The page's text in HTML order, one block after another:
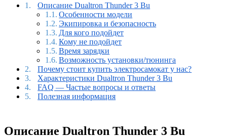
Описание Dualtron Thunder 3 Bu
Особенности модели
Экипировка и безопасность
Для кого подойдет
Кому не подойдет
Время зарядки
Возможность установки/тюнинга
Почему стоит купить электросамокат у нас?
Характеристики Dualtron Thunder 3 Bu
FAQ — Частые вопросы и ответы
Полезная информация
Описание Dualtron Thunder 3 Bu